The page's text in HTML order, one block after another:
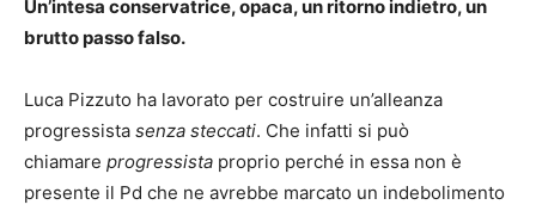
Un’intesa conservatrice, opaca, un ritorno indietro, un
brutto passo falso.
Luca Pizzuto ha lavorato per costruire un’alleanza
progressista senza steccati. Che infatti si può
chiamare progressista proprio perché in essa non è
presente il Pd che ne avrebbe marcato un indebolimento